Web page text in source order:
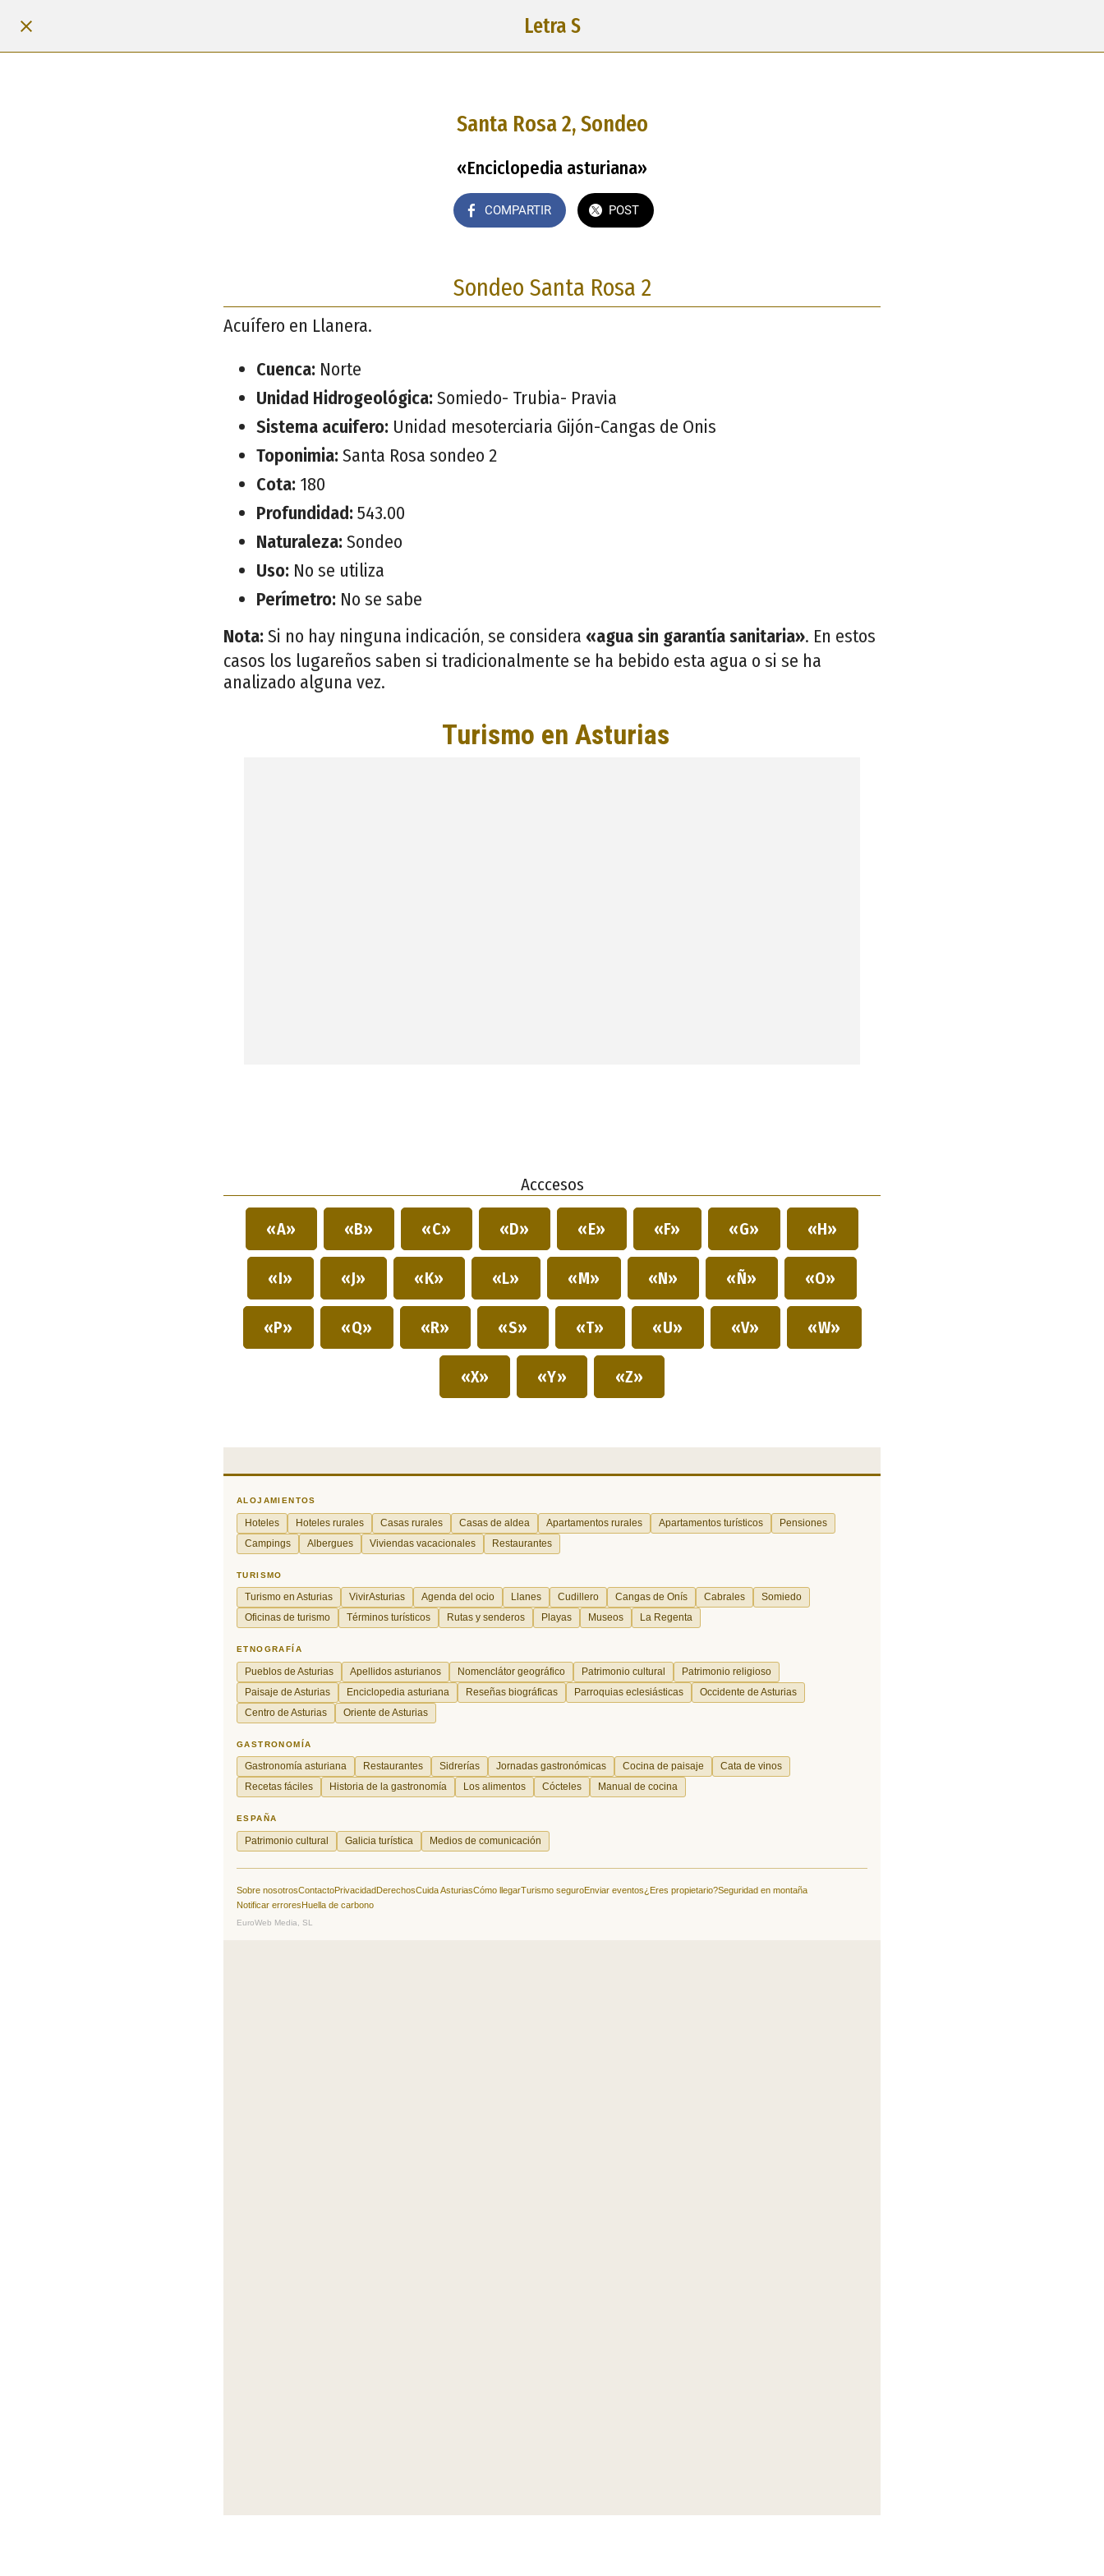
Letra S
Santa Rosa 2, Sondeo
«Enciclopedia asturiana»
COMPARTIR POST
Sondeo Santa Rosa 2
Acuífero en Llanera.
Cuenca: Norte
Unidad Hidrogeológica: Somiedo- Trubia- Pravia
Sistema acuifero: Unidad mesoterciaria Gijón-Cangas de Onis
Toponimia: Santa Rosa sondeo 2
Cota: 180
Profundidad: 543.00
Naturaleza: Sondeo
Uso: No se utiliza
Perímetro: No se sabe
Nota: Si no hay ninguna indicación, se considera «agua sin garantía sanitaria». En estos
casos los lugareños saben si tradicionalmente se ha bebido esta agua o si se ha
analizado alguna vez.
Acccesos
«A» «B» «C» «D» «E» «F» «G» «H»
«I» «J» «K» «L» «M» «N» «Ñ» «O»
«P» «Q» «R» «S» «T» «U» «V» «W»
«X» «Y» «Z»